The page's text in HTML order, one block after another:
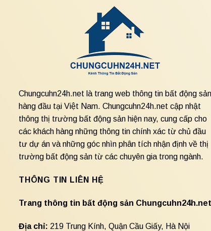
Chungcuhn24h.net là trang web thông tin bất động sản
hàng đầu tại Việt Nam. Chungcuhn24h.net cập nhật
thông thị trường bất động sản hiện nay, cung cấp cho
các khách hàng những thông tin chính xác từ chủ đầu
tư dự án và những góc nhìn phân tích nhận định về thị
trường bất động sản từ các chuyên gia trong ngành.
THÔNG TIN LIÊN HỆ
Trang thông tin bất động sản Chungcuhn24h.net
Địa chỉ: 219 Trung Kính, Quận Cầu Giấy, Hà Nội